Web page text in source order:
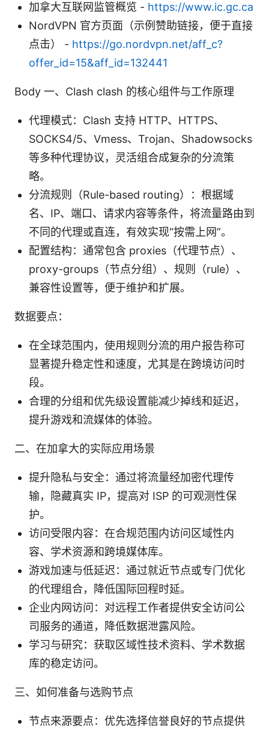
加拿大互联网监管概览 - https://www.ic.gc.ca
NordVPN 官方页面（示例赞助链接，便于直接
点击） - https://go.nordvpn.net/aff_c?
offer_id=15&aff_id=132441
Body 一、Clash clash 的核心组件与工作原理
代理模式：Clash 支持 HTTP、HTTPS、
SOCKS4/5、Vmess、Trojan、Shadowsocks
等多种代理协议，灵活组合成复杂的分流策
略。
分流规则（Rule-based routing）：根据域
名、IP、端口、请求内容等条件，将流量路由到
不同的代理或直连，有效实现“按需上网”。
配置结构：通常包含 proxies（代理节点）、
proxy-groups（节点分组）、规则（rule）、
兼容性设置等，便于维护和扩展。
数据要点：
在全球范围内，使用规则分流的用户报告称可
显著提升稳定性和速度，尤其是在跨境访问时
段。
合理的分组和优先级设置能减少掉线和延迟，
提升游戏和流媒体的体验。
二、在加拿大的实际应用场景
提升隐私与安全：通过将流量经加密代理传
输，隐藏真实 IP，提高对 ISP 的可观测性保
护。
访问受限内容：在合规范围内访问区域性内
容、学术资源和跨境媒体库。
游戏加速与低延迟：通过就近节点或专门优化
的代理组合，降低国际回程时延。
企业内网访问：对远程工作者提供安全访问公
司服务的通道，降低数据泄露风险。
学习与研究：获取区域性技术资料、学术数据
库的稳定访问。
三、如何准备与选购节点
节点来源要点：优先选择信誉良好的节点提供